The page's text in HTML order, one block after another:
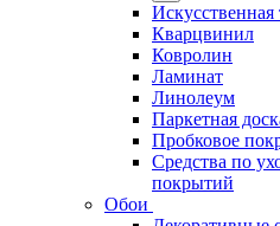
Искусственная
Кварцвинил
Ковролин
Ламинат
Линолеум
Паркетная
Пробковое
Средства по
покрытий
Обои